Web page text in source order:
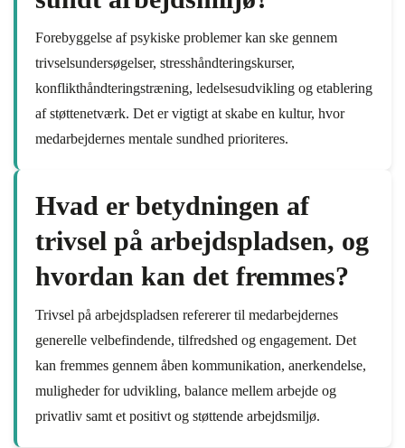
Forebyggelse af psykiske problemer kan ske gennem
trivselsundersøgelser, stresshåndteringskurser,
konflikthåndteringstræning, ledelsesudvikling og etablering
af støttenetværk. Det er vigtigt at skabe en kultur, hvor
medarbejdernes mentale sundhed prioriteres.
Hvad er betydningen af
trivsel på arbejdspladsen, og
hvordan kan det fremmes?
Trivsel på arbejdspladsen refererer til medarbejdernes
generelle velbefindende, tilfredshed og engagement. Det
kan fremmes gennem åben kommunikation, anerkendelse,
muligheder for udvikling, balance mellem arbejde og
privatliv samt et positivt og støttende arbejdsmiljø.